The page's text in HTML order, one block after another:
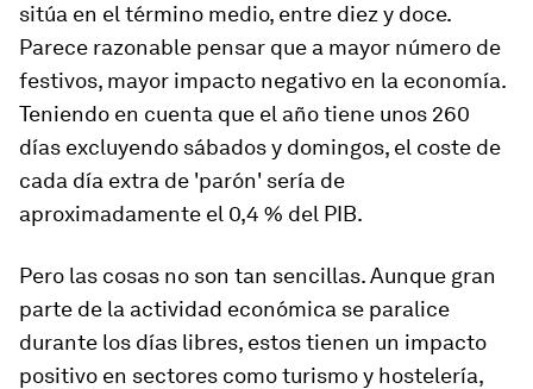
sitúa en el término medio, entre diez y doce.
Parece razonable pensar que a mayor número de
festivos, mayor impacto negativo en la economía.
Teniendo en cuenta que el año tiene unos 260
días excluyendo sábados y domingos, el coste de
cada día extra de 'parón' sería de
aproximadamente el 0,4 % del PIB.
Pero las cosas no son tan sencillas. Aunque gran
parte de la actividad económica se paralice
durante los días libres, estos tienen un impacto
positivo en sectores como turismo y hostelería,